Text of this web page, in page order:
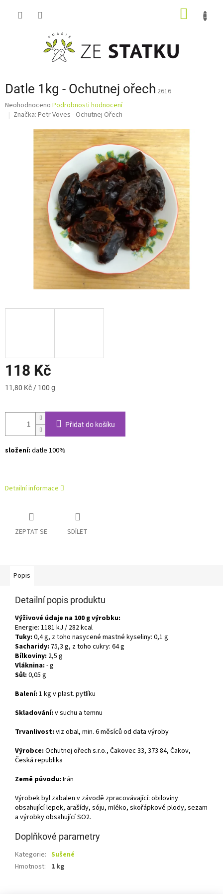
Datle 1kg - Ochutnej ořech 2616
Průměrné
hodnocení
hvězdiček.
Neohodnoceno Podrobnosti hodnocení
Značka: Petr Voves - Ochutnej Ořech
118 Kč
Měrná
11,80 Kč / 100 g
Přidat do košíku
složení: datle 100%
Detailní informace
ZEPTAT SE SDÍLET
Popis
Detailní popis produktu
Výživové údaje na 100 g výrobku:
Energie: 1181 kJ / 282 kcal
Tuky: 0,4 g, z toho nasycené mastné kyseliny: 0,1 g
Sacharidy: 75,3 g, z toho cukry: 64 g
Bílkoviny: 2,5 g
Vláknina: - g
Sůl: 0,05 g
Balení: 1 kg v plast. pytlíku
Skladování: v suchu a temnu
Trvanlivost: viz obal, min. 6 měsíců od data výroby
Výrobce: Ochutnej ořech s.r.o., Čakovec 33, 373 84, Čakov,
Česká republika
Země původu: Irán
Výrobek byl zabalen v závodě zpracovávající: obiloviny
obsahující lepek, arašídy, sóju, mléko, skořápkové plody, sezam
a výrobky obsahující SO2.
Doplňkové parametry
Kategorie: Sušené
Hmotnost: 1 kg